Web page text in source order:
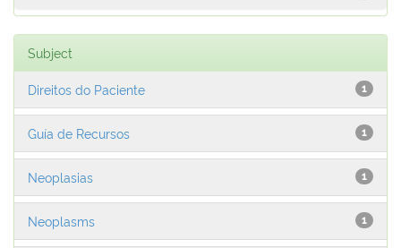
Subject
1
Direitos do Paciente
1
Guía de Recursos
1
Neoplasias
1
Neoplasms